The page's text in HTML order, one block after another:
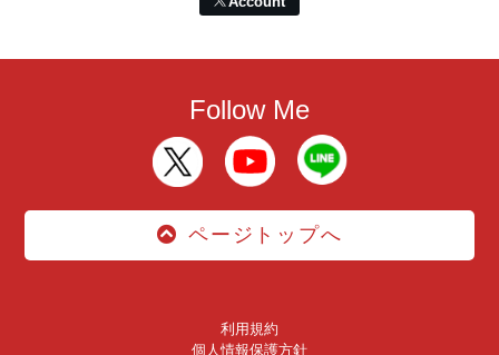
Follow Me
ページトップへ
利用規約
個人情報保護方針